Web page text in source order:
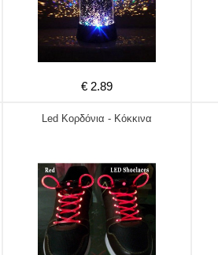
€ 2.89
Led Κορδόνια - Κόκκινα